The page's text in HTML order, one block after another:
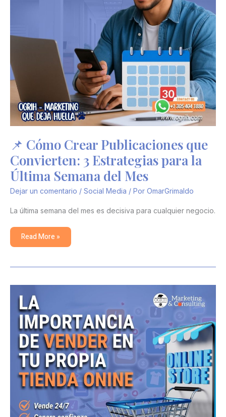
📌 Cómo Crear Publicaciones que
Convierten: 3 Estrategias para la
Última Semana del Mes
Dejar un comentario / Social Media / Por OmarGrimaldo
La última semana del mes es decisiva para cualquier negocio.
Read More »
La
importancia
de
vender
en
propia
tienda
online:
cómo
generar
ventas
24/7
y
ganar